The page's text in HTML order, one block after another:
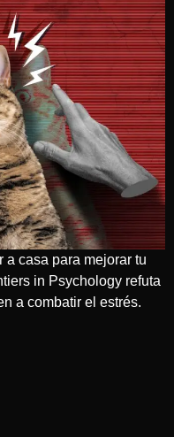
a casa para mejorar tu
in Psychology refuta
a combatir el estrés.